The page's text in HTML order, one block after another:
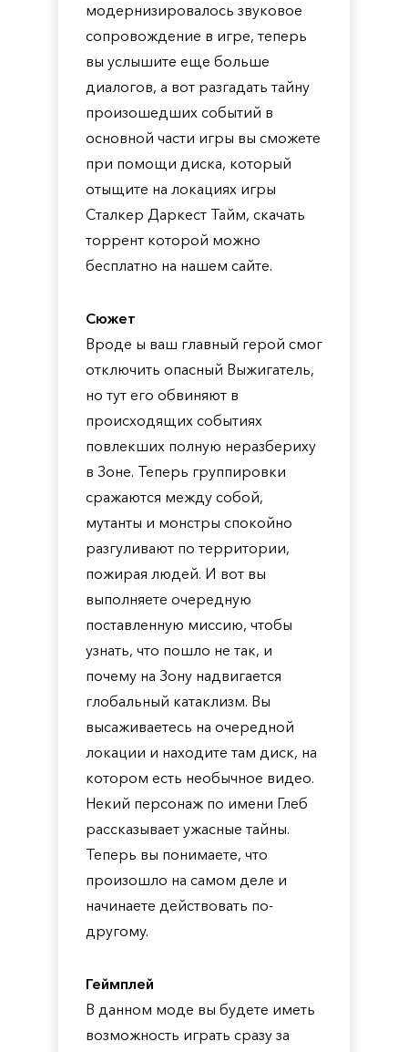
модернизировалось звуковое
сопровождение в игре, теперь
вы услышите еще больше
диалогов, а вот разгадать тайну
произошедших событий в
основной части игры вы сможете
при помощи диска, который
отыщите на локациях игры
Сталкер Даркест Тайм, скачать
торрент которой можно
бесплатно на нашем сайте.
Сюжет
Вроде ы ваш главный герой смог
отключить опасный Выжигатель,
но тут его обвиняют в
происходящих событиях
повлекших полную неразбериху
в Зоне. Теперь группировки
сражаются между собой,
мутанты и монстры спокойно
разгуливают по территории,
пожирая людей. И вот вы
выполняете очередную
поставленную миссию, чтобы
узнать, что пошло не так, и
почему на Зону надвигается
глобальный катаклизм. Вы
высаживаетесь на очередной
локации и находите там диск, на
котором есть необычное видео.
Некий персонаж по имени Глеб
рассказывает ужасные тайны.
Теперь вы понимаете, что
произошло на самом деле и
начинаете действовать по-
другому.
Геймплей
В данном моде вы будете иметь
возможность играть сразу за